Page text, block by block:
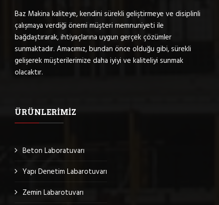
Baz Makina kaliteye, kendini sürekli geliştirmeye ve disiplinli
çalışmaya verdiği önemi müşteri memnuniyeti ile
bağdaştırarak, ihtiyaçlarına uygun gerçek çözümler
sunmaktadır. Amacımız, bundan önce olduğu gibi, sürekli
gelişerek müşterilerimize daha iyiyi ve kaliteliyi sunmak
olacaktır.
ÜRÜNLERIMIZ
Beton Laboratuvarı
Yapı Denetim Labarotuvarı
Zemin Labarotuvarı